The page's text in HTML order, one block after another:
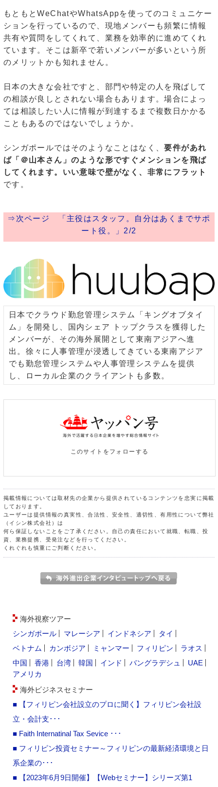
もともとWeChatやWhatsAppを使ってのコミュニケー
ションを行っているので、現地メンバーも頻繁に情報
共有や質問をしてくれて、業務を効率的に進めてくれ
ています。そこは新卒で若いメンバーが多いという所
のメリットかも知れません。
日本の大きな会社ですと、部門や特定の人を飛ばして
の相談が良しとされない場合もあります。場合によっ
ては相談したい人に情報が到達するまで複数日かかる
こともあるのではないでしょうか。
シンガポールではそのようなことはなく、要件があれ
ば「＠山本さん」のような形ですぐメンションを飛ば
してくれます。いい意味で壁がなく、非常にフラット
です。
⇒次ページ 「主役はスタッフ。自分はあくまでサポ
ート役。」2/2
日本でクラウド勤怠管理システム「キングオブタイ
ム」を開発し、国内シェア トップクラスを獲得した
メンバーが、その海外展開として東南アジアへ進
出。徐々に人事管理が浸透してきている東南アジア
でも勤怠管理システムや人事管理システムを提供
し、ローカル企業のクライアントも多数。
このサイトをフォローする
掲載情報については取材先の企業から提供されているコンテンツを忠実に掲載
しております。
ユーザーは提供情報の真実性、合法性、安全性、適切性、有用性について弊社
（イシン株式会社）は
何ら保証しないことをご了承ください。自己の責任において就職、転職、投
資、業務提携、受発注などを行ってください。
くれぐれも慎重にご判断ください。
海外視察ツアー
シンガポール
マレーシア インドネシア
タイ
ベトナム
カンボジア ミャンマー フィリピン
ラオス
中国
香港 台湾 韓国 インド バングラデシュ
UAE
アメリカ
海外ビジネスセミナー
■ 【フィリピン会社設立のプロに聞く】フィリピン会社設
立・会計支･･･
■ Faith Internatinal Tax Sevice ･･･
■ フィリピン投資セミナー～フィリピンの最新経済環境と日
系企業の･･･
■ 【2023年6月9日開催】【Webセミナー】シリーズ第1